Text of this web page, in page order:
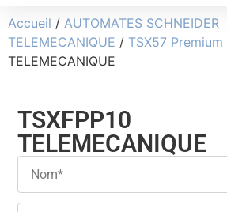
Accueil / AUTOMATES SCHNEIDER
TELEMECANIQUE / TSX57 Premium
TELEMECANIQUE
TSXFPP10
TELEMECANIQUE